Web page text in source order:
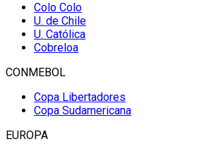
Colo Colo
U. de Chile
U. Católica
Cobreloa
CONMEBOL
Copa Libertadores
Copa Sudamericana
EUROPA